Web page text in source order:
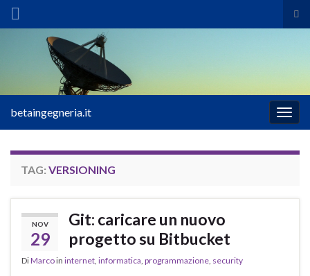
il
Search for:
la
betaingegneria.it
TAG: VERSIONING
NOV
29
Git: caricare un nuovo
progetto su Bitbucket
DiMarcoin internet informatica programmazione security